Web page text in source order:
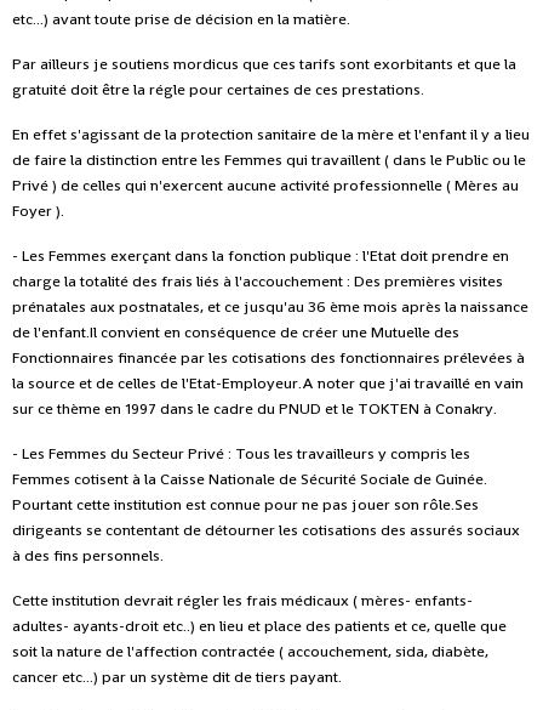
etc...) avant toute prise de décision en la matière.
Par ailleurs je soutiens mordicus que ces tarifs sont exorbitants et que la
gratuité doit être la régle pour certaines de ces prestations.
En effet s'agissant de la protection sanitaire de la mère et l'enfant il y a lieu
de faire la distinction entre les Femmes qui travaillent ( dans le Public ou le
Privé ) de celles qui n'exercent aucune activité professionnelle ( Mères au
Foyer ).
- Les Femmes exerçant dans la fonction publique : l'Etat doit prendre en
charge la totalité des frais liés à l'accouchement : Des premières visites
prénatales aux postnatales, et ce jusqu'au 36 ème mois après la naissance
de l'enfant.Il convient en conséquence de créer une Mutuelle des
Fonctionnaires financée par les cotisations des fonctionnaires prélevées à
la source et de celles de l'Etat-Employeur.A noter que j'ai travaillé en vain
sur ce thème en 1997 dans le cadre du PNUD et le TOKTEN à Conakry.
- Les Femmes du Secteur Privé : Tous les travailleurs y compris les
Femmes cotisent à la Caisse Nationale de Sécurité Sociale de Guinée.
Pourtant cette institution est connue pour ne pas jouer son rôle.Ses
dirigeants se contentant de détourner les cotisations des assurés sociaux
à des fins personnels.
Cette institution devrait régler les frais médicaux ( mères- enfants-
adultes- ayants-droit etc..) en lieu et place des patients et ce, quelle que
soit la nature de l'affection contractée ( accouchement, sida, diabète,
cancer etc...) par un système dit de tiers payant.